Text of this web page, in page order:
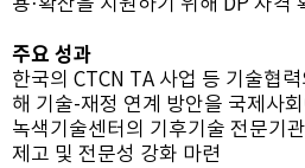
주요 성과
한국의 CTCN TA 사업 등 기술협
해 기술-재정 연계 방안을 국제사회
녹색기술센터의 기후기술 전문기
제고 및 전문성 강화 마련